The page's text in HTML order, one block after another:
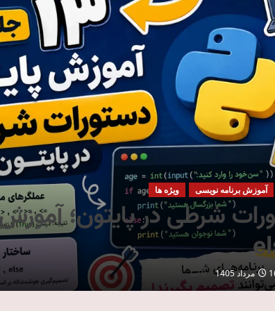
آموزش برنامه نویسی ویژه ها
1405
0